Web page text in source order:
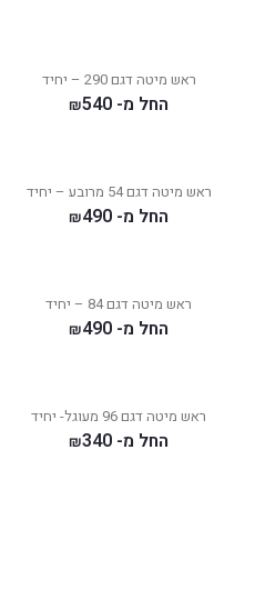
ראש מיטה דגם 290 – יחיד
החל מ- ₪540
ראש מיטה דגם 54 מרובע – יחיד
החל מ- ₪490
ראש מיטה דגם 84 – יחיד
החל מ- ₪490
ראש מיטה דגם 96 מעוגל- יחיד
החל מ- ₪340